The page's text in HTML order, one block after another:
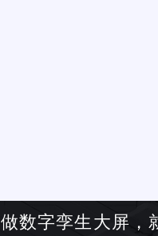
做数字孪生大屏，